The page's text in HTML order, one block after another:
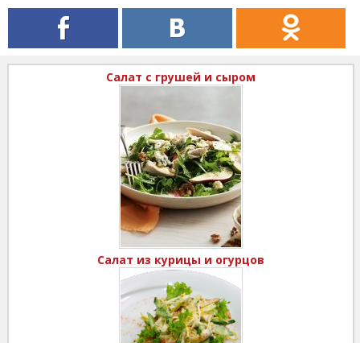
Салат с грушей и сыром
Салат из курицы и огурцов